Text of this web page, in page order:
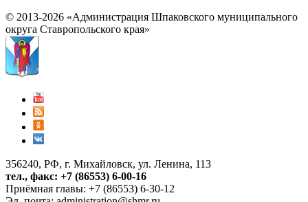
© 2013-2026 «Администрация Шпаковского муниципального
округа Ставропольского края»
356240, РФ, г. Михайловск, ул. Ленина, 113
тел., факс: +7 (86553) 6-00-16
Приёмная главы: +7 (86553) 6-30-12